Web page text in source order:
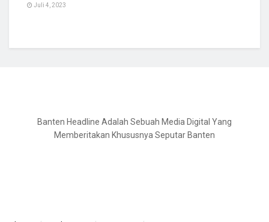
Juli 4, 2023
Banten Headline Adalah Sebuah Media Digital Yang
Memberitakan Khususnya Seputar Banten